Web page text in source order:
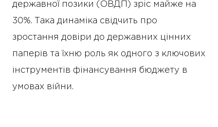
державної позики (ОВДП) зріс майже на
30%. Така динаміка свідчить про
зростання довіри до державних цінних
паперів та їхню роль як одного з ключових
інструментів фінансування бюджету в
умовах війни.